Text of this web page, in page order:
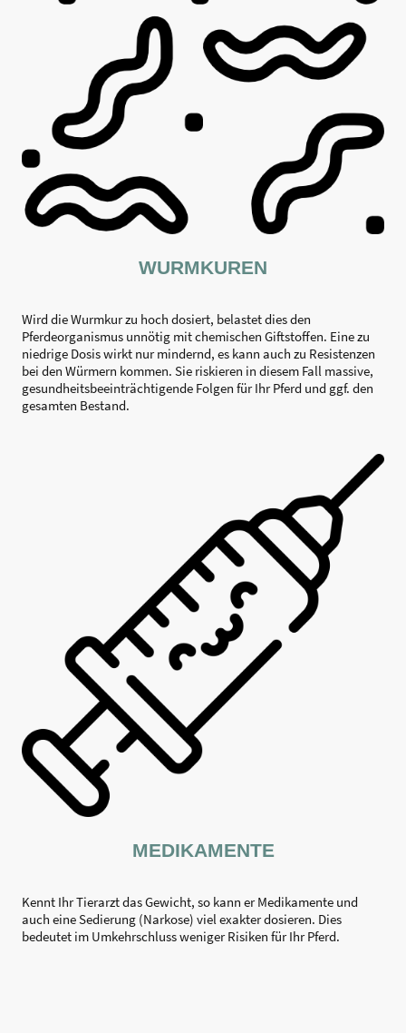
WURMKUREN
Wird die Wurmkur zu hoch dosiert, belastet dies den
Pferdeorganismus unnötig mit chemischen Giftstoffen. Eine zu
niedrige Dosis wirkt nur mindernd, es kann auch zu Resistenzen
bei den Würmern kommen. Sie riskieren in diesem Fall massive,
gesundheitsbeeinträchtigende Folgen für Ihr Pferd und ggf. den
gesamten Bestand.
MEDIKAMENTE
Kennt Ihr Tierarzt das Gewicht, so kann er Medikamente und
auch eine Sedierung (Narkose) viel exakter dosieren. Dies
bedeutet im Umkehrschluss weniger Risiken für Ihr Pferd.